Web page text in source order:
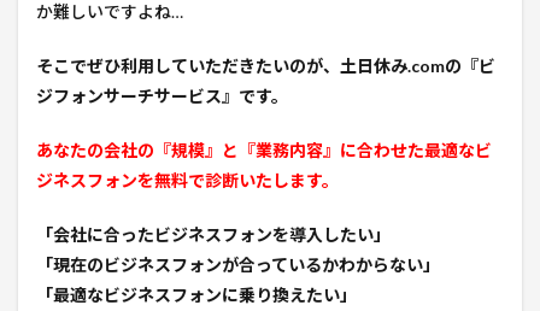
か難しいですよね…
そこでぜひ利用していただきたいのが、土日休み.comの 『ビ
ジフォンサーチサービス』です。
あなたの会社の『規模』と『業務内容』に合わせた最適なビ
ジネスフォンを無料で診断いたします。
「会社に合ったビジネスフォンを導入したい」
「現在のビジネスフォンが合っているかわからない」
「最適なビジネスフォンに乗り換えたい」